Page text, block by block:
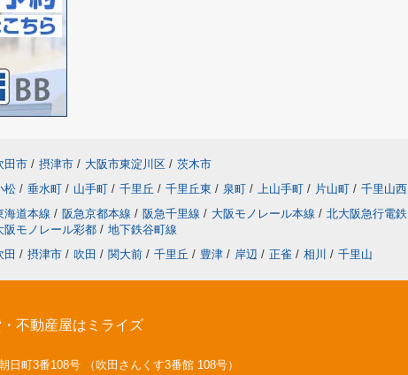
田市 / 摂津市 / 大阪市東淀川区 / 茨木市
松 / 垂水町 / 山手町 / 千里丘 / 千里丘東 / 泉町 / 上山手町 / 片山町 / 千里山西
海道本線 / 阪急京都本線 / 阪急千里線 / 大阪モノレール本線 / 北大阪急行電鉄
阪モノレール彩都 / 地下鉄谷町線
田 / 摂津市 / 吹田 / 関大前 / 千里丘 / 豊津 / 岸辺 / 正雀 / 相川 / 千里山
不動産屋はミライズ
町3番108号 （吹田さんくす3番館 108号）